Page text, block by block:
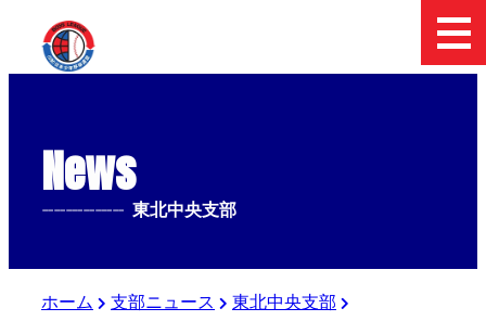
News
-------------- 東北中央支部
ホーム 支部ニュース
東北中央支部